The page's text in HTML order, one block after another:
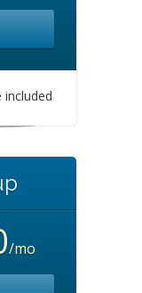
/mo